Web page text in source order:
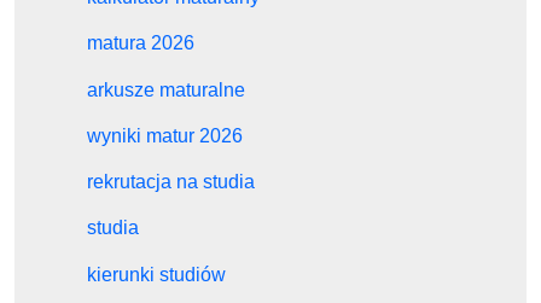
matura 2026
arkusze maturalne
wyniki matur 2026
rekrutacja na studia
studia
kierunki studiów